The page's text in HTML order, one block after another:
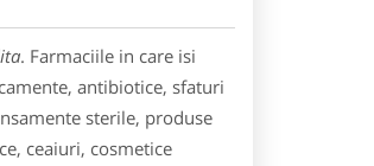
. Farmaciile in care isi
antibiotice, sfaturi
sterile, produse
ceaiuri, cosmetice